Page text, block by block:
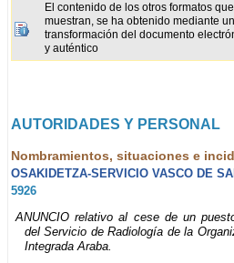
El contenido de los otros formatos
muestran, se ha obtenido mediante
transformación del documento
y auténtico
AUTORIDADES Y PERSONAL
Nombramientos, situaciones e
OSAKIDETZA-SERVICIO VASCO DE
5926
ANUNCIO relativo al cese de un
del Servicio de Radiología de la
Integrada Araba.